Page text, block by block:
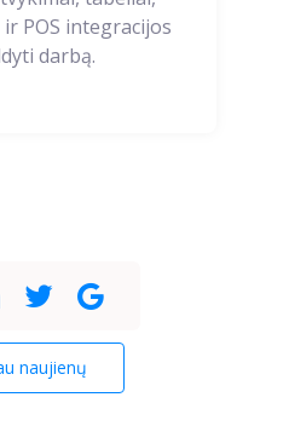
POS integracijos
darbą.
naujienų